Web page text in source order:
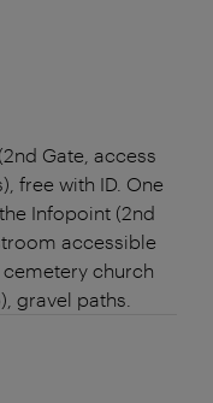
Gate, access
free with ID. One
Infopoint (2nd
accessible
cemetery church
gravel paths.